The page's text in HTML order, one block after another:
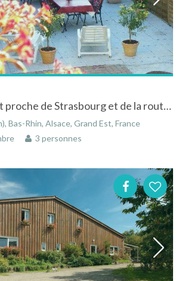
Gite tout confort proche de Strasbourg et de la route des vins
Bas-Rhin, Alsace, Grand Est, France
3 personnes